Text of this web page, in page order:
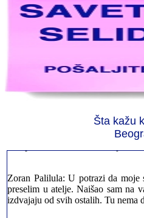
Šta kažu
Jelena sa Čukarice: Mogu da
stvarno profesionalni. Iselili su
Milica iz Novog Beograda:
sam preselila sve stvari u moj novi
preselim u atelje. Naišao sam na
izdvajaju od svih ostalih. Tu nema